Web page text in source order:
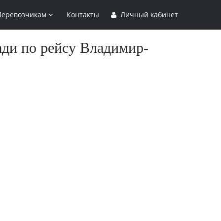
Контакты Личный кабинет
по рейсу Владимир-